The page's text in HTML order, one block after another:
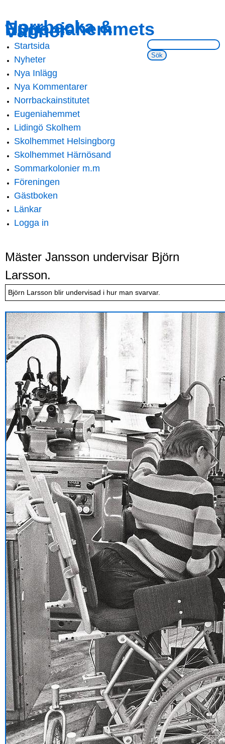
main
content
navigation
Norrbacka &
Eugeniahemmets
Vänner
Sök på webbsidan:
Main menu
Startsida
Nyheter
Nya Inlägg
Nya Kommentarer
Norrbackainstitutet
Eugeniahemmet
Lidingö Skolhem
Skolhemmet Helsingborg
Skolhemmet Härnösand
Sommarkolonier m.m
Föreningen
Gästboken
Länkar
Logga in
Mäster Jansson undervisar Björn
Larsson.
Björn Larsson blir undervisad i hur man svarvar.